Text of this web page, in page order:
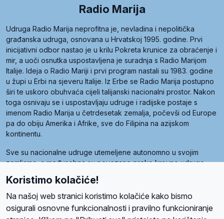
Radio Marija
Udruga Radio Marija neprofitna je, nevladina i nepolitička
građanska udruga, osnovana u Hrvatskoj 1995. godine. Prvi
inicijativni odbor nastao je u krilu Pokreta krunice za obraćenje i
mir, a uoči osnutka uspostavljena je suradnja s Radio Marijom
Italije. Ideja o Radio Mariji i prvi program nastali su 1983. godine
u župi u Erbi na sjeveru Italije. Iz Erbe se Radio Marija postupno
širi te uskoro obuhvaća cijeli talijanski nacionalni prostor. Nakon
toga osnivaju se i uspostavljaju udruge i radijske postaje s
imenom Radio Marija u četrdesetak zemalja, počevši od Europe
pa do obiju Amerika i Afrike, sve do Filipina na azijskom
kontinentu.
Sve su nacionalne udruge utemeljene autonomno u svojim
zemljama, a međusobna su povezane preko krovne udruge
Radio Maria). Svjetsku obitelj utemeljilo je sedam članica, među
kojima je i hrvatska Udruga Radio Marija.
Koristimo kolačiće!
Na našoj web stranici koristimo kolačiće kako bismo
osigurali osnovne funkcionalnosti i pravilno funkcioniranje